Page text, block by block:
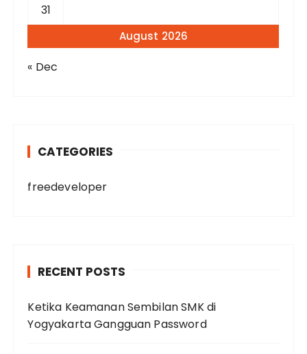
August 2026
31
« Dec
CATEGORIES
freedeveloper
RECENT POSTS
Ketika Keamanan Sembilan SMK di
Yogyakarta Gangguan Password